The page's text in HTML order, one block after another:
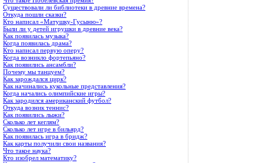
Существовали ли библиотеки в древние времена?
Откуда пошли сказки?
Кто написал «Матушку-Гусыню»?
Были ли у детей игрушки в древние века?
Как появилась музыка?
Когда появилась драма?
Кто написал первую оперу?
Когда возникло фортепьяно?
Как появились ансамбли?
Почему мы танцуем?
Как зарождался цирк?
Как начинались кукольные представления?
Когда начались олимпийские игры?
Как зародился американский футбол?
Откуда возник теннис?
Как появились лыжи?
Сколько лет кеглям?
Сколько лет игре в бильярд?
Как появилась игра в бридж?
Как карты получили свои названия?
Что такое наука?
Кто изобрел математику?